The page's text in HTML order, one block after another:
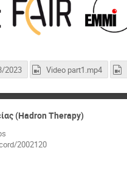
2023 Video part1.mp4
(Hadron Therapy)
2002120